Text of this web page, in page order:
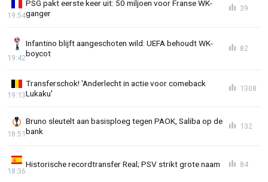
PSG pakt eerste keer uit: 50 miljoen voor Franse WK-
ganger
19:54
39
Infantino blijft aangeschoten wild: UEFA behoudt WK-
boycot
19:42
82
Transferschok! 'Anderlecht in actie voor comeback
Lukaku'
19:13
1308
Bruno sleutelt aan basisploeg tegen PAOK, Saliba op de
bank
18:51
132
Historische recordtransfer Real; PSV strikt grote naam
18:36
84